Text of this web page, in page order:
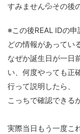
すみません💦その後
※この後REAL IDの
どの情報があってい
なぜか誕生日が一日
い、何度やっても正
行って説明したら、
こっちで確認できる
実際当日もう一度こ